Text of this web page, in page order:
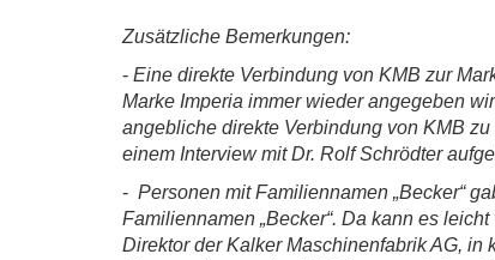
Zusätzliche Bemerkungen:
- Eine direkte Verbindung von KMB zur
Marke Imperia immer wieder angegeben
angebliche direkte Verbindung von KMB
einem Interview mit Dr. Rolf Schrödter
- Personen mit Familiennamen „Becker“
Familiennamen „Becker“. Da kann es
Direktor der Kalker Maschinenfabrik AG, in